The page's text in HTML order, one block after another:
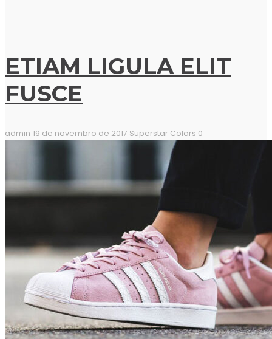
ETIAM LIGULA ELIT
FUSCE
admin 19 de novembro de 2017 Superstar Colors 0